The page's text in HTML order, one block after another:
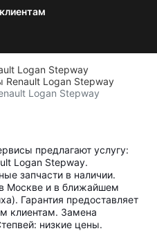
клиентам
Logan Stepway
Renault Logan Stepway
Logan Stepway
предлагают услугу:
Logan Stepway.
запчасти в наличии.
Москве и в ближайшем
Гарантия предоставляет
клиентам. Замена
низкие цены.